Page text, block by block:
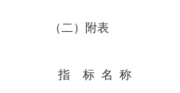
（二）附表
指 标 名 称